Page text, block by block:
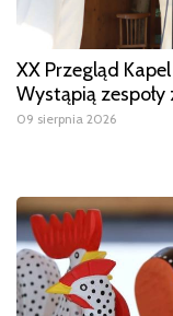
XX Przegląd
Wystąpią
09 sierpnia 2026